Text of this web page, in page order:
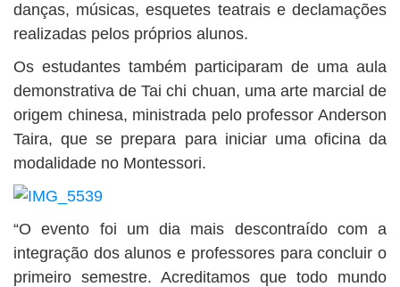
danças, músicas, esquetes teatrais e declamações
realizadas pelos próprios alunos.
Os estudantes também participaram de uma aula
demonstrativa de Tai chi chuan, uma arte marcial de
origem chinesa, ministrada pelo professor Anderson
Taira, que se prepara para iniciar uma oficina da
modalidade no Montessori.
“O evento foi um dia mais descontraído com a
integração dos alunos e professores para concluir o
primeiro semestre. Acreditamos que todo mundo